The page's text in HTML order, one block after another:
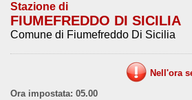
Stazione di
FIUMEFREDDO DI SICILIA
Comune di Fiumefreddo Di Sicilia
Nell'ora
Ora impostata: 05.00